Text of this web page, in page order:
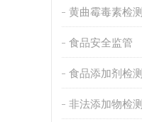
黄曲霉毒素检测
食品安全监管
食品添加剂检测
非法添加物检测